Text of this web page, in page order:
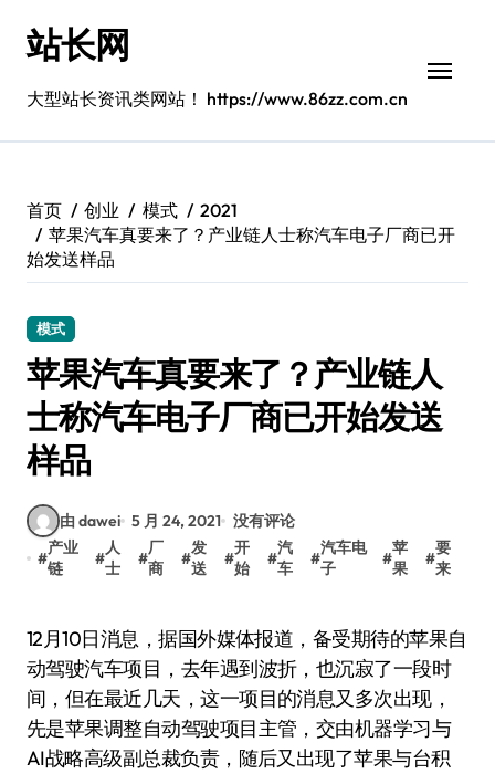
站长网
大型站长资讯类网站！ https://www.86zz.com.cn
首页 创业 模式
2021
苹果汽车真要来了？产业链人士称汽车电子厂商已开
始发送样品
模式
苹果汽车真要来了？产业链人
士称汽车电子厂商已开始发送
样品
由 dawei 5 月 24, 2021 没有评论
#
产业
链
#
人
士
#
厂
商
#
发
送
#
开
始
#
汽
车
#
汽车电
子
#
苹
果
#
要
来
12月10日消息，据国外媒体报道，备受期待的苹果自
动驾驶汽车项目，去年遇到波折，也沉寂了一段时
间，但在最近几天，这一项目的消息又多次出现，
先是苹果调整自动驾驶项目主管，交由机器学习与
AI战略高级副总裁负责，随后又出现了苹果与台积